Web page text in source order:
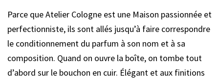
Parce que Atelier Cologne est une Maison passionnée et
perfectionniste, ils sont allés jusqu’à faire correspondre
le conditionnement du parfum à son nom et à sa
composition. Quand on ouvre la boîte, on tombe tout
d’abord sur le bouchon en cuir. Élégant et aux finitions